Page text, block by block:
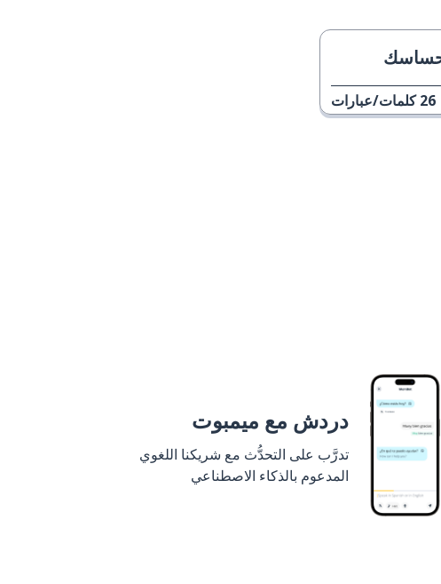
26 كلمات/عبارات
دردش مع ميمبوت
تدرَّب على التحدُّث مع شريكنا اللغوي
المدعوم بالذكاء الاصطناعي